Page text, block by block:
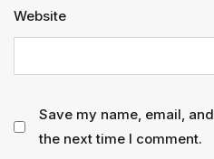
Website
Save my name, email,
the next time I comment.